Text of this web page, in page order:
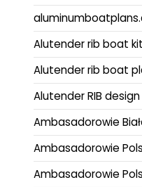
Alutender rib boat kit
Alutender rib boat
Alutender RIB design
Ambasadorowie
Ambasadorowie
Ambasadorowie